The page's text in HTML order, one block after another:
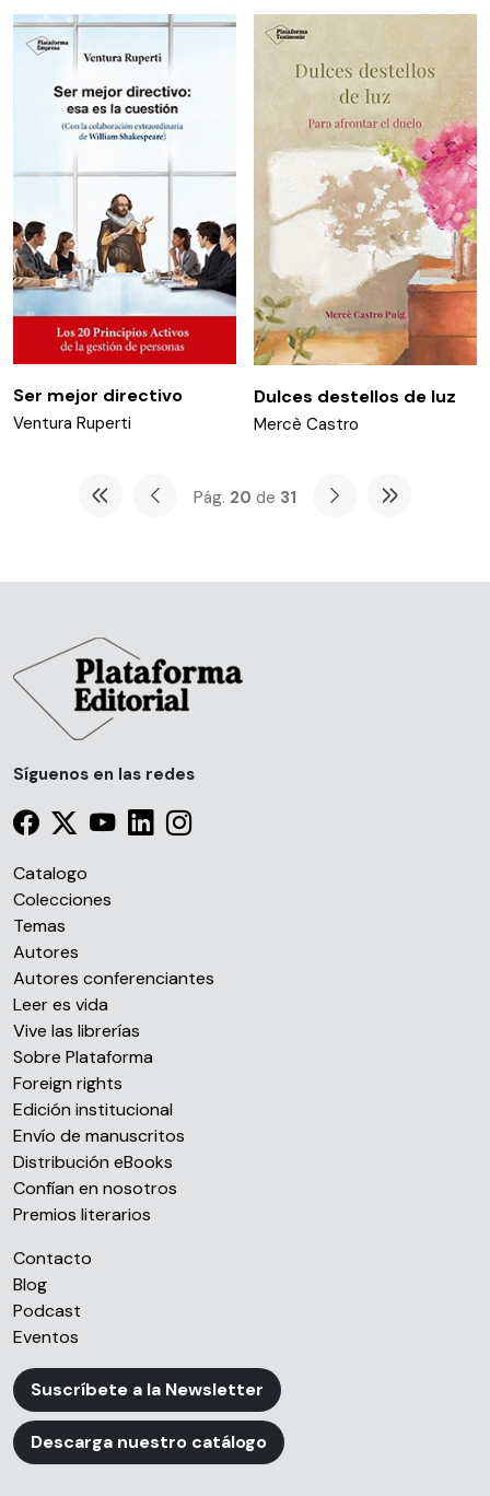
Ser mejor directivo
Ventura Ruperti
Dulces destellos de luz
Mercè Castro
Pág. 20 de 31
Síguenos en las redes
Catalogo
Colecciones
Temas
Autores
Autores conferenciantes
Leer es vida
Vive las librerías
Sobre Plataforma
Foreign rights
Edición institucional
Envío de manuscritos
Distribución eBooks
Confían en nosotros
Premios literarios
Contacto
Blog
Podcast
Eventos
Suscríbete a la Newsletter
Descarga nuestro catálogo